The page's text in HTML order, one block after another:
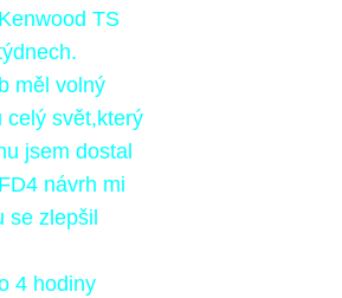
TS
měl volný
celý svět,který
jsem dostal
návrh mi
se zlepšil
4 hodiny